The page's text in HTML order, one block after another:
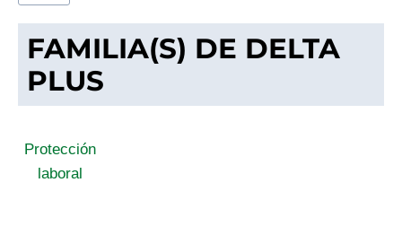
FAMILIA(S) DE DELTA
PLUS
Protección
laboral